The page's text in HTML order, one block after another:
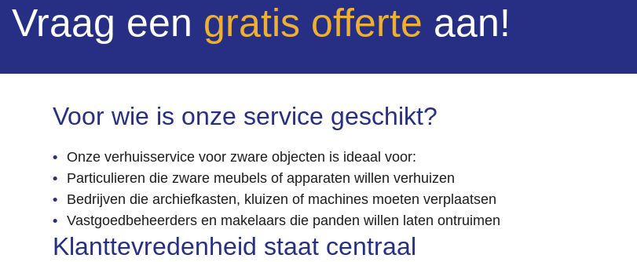
Vraag een gratis offerte aan!
Voor wie is onze service geschikt?
Onze verhuisservice voor zware objecten is ideaal voor:
Particulieren die zware meubels of apparaten willen verhuizen
Bedrijven die archiefkasten, kluizen of machines moeten verplaatsen
Vastgoedbeheerders en makelaars die panden willen laten ontruimen
Klanttevredenheid staat centraal